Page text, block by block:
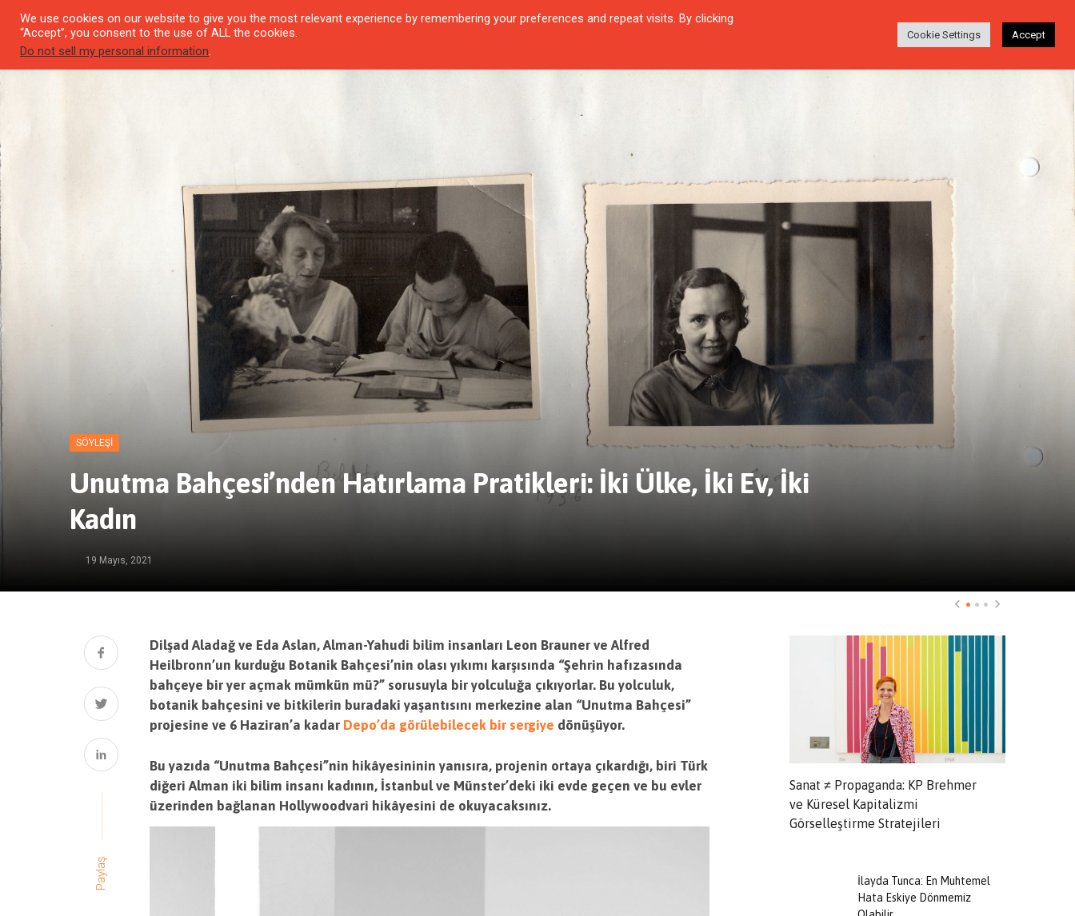
SEYIR QUARTIER KARŞILAŞMALAR ZAMANIN İÇINDEN SÖYLEŞI Login Ara
SÖYLEŞI
Unutma Bahçesi’nden Hatırlama Pratikleri: İki Ülke, İki Ev, İki
Kadın
19 Mayıs, 2021
Paylaş
Dilşad Aladağ ve Eda Aslan, Alman-Yahudi bilim insanları Leon Brauner ve Alfred
Heilbronn’un kurduğu Botanik Bahçesi’nin olası yıkımı karşısında “Şehrin hafızasında
bahçeye bir yer açmak mümkün mü?” sorusuyla bir yolculuğa çıkıyorlar. Bu yolculuk,
botanik bahçesini ve bitkilerin buradaki yaşantısını merkezine alan “Unutma Bahçesi”
projesine ve 6 Haziran’a kadar Depo’da görülebilecek bir sergiye dönüşüyor.
Bu yazıda “Unutma Bahçesi”nin hikâyesininin yanısıra, projenin ortaya çıkardığı, biri Türk
diğeri Alman iki bilim insanı kadının, İstanbul ve Münster’deki iki evde geçen ve bu evler
üzerinden bağlanan Hollywoodvari hikâyesini de okuyacaksınız.
Seyir Quartier’nin İstanbul
Ayağı’na Luisa Ringel Seçildi
Seyir Quartier İstanbul
Hikâyeleri
Sanat ≠ Propaganda: KP Brehmer
ve Küresel Kapitalizmi
Görselleştirme Stratejileri
İlayda Tunca: En Muhtemel
Hata Eskiye Dönmemiz
We use cookies on our website to give you the most relevant experience by remembering your preferences and repeat visits. By clicking
“Accept”, you consent to the use of ALL the cookies.
Do not sell my personal information.
Cookie Settings Accept